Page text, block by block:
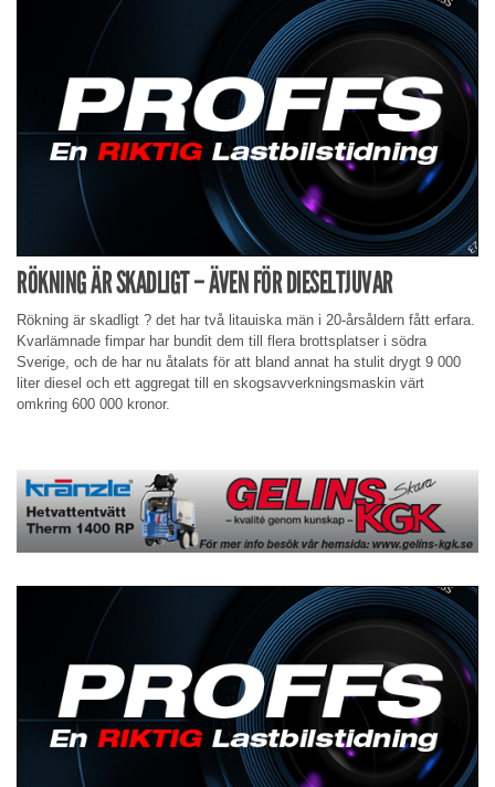
RÖKNING ÄR SKADLIGT – ÄVEN FÖR DIESELTJUVAR
Rökning är skadligt ? det har två litauiska män i 20-årsåldern fått erfara.
Kvarlämnade fimpar har bundit dem till flera brottsplatser i södra
Sverige, och de har nu åtalats för att bland annat ha stulit drygt 9 000
liter diesel och ett aggregat till en skogsavverkningsmaskin värt
omkring 600 000 kronor.